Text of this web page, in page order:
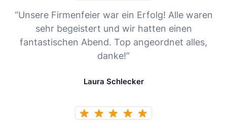
“Unsere Firmenfeier war ein Erfolg! Alle waren
sehr begeistert und wir hatten einen
fantastischen Abend. Top angeordnet alles,
danke!”
Laura Schlecker